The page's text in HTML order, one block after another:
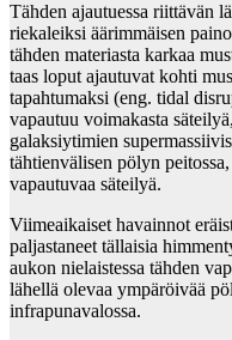
Tähden ajautuessa riittävän
riekaleiksi äärimmäisen
tähden materiasta karkaa
taas loput ajautuvat kohti
tapahtumaksi (eng. tidal
vapautuu voimakasta
galaksiytimien
tähtienvälisen pölyn
vapautuvaa säteilyä.
Viimeaikaiset havainnot
paljastaneet tällaisia
aukon nielaistessa tähden
lähellä olevaa ympäröivää
infrapunavalossa.